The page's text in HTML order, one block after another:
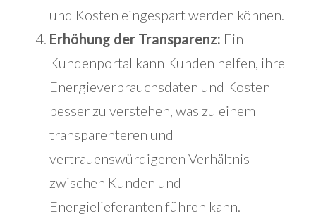
und Kosten eingespart werden können.
Erhöhung der Transparenz: Ein
Kundenportal kann Kunden helfen, ihre
Energieverbrauchsdaten und Kosten
besser zu verstehen, was zu einem
transparenteren und
vertrauenswürdigeren Verhältnis
zwischen Kunden und
Energielieferanten führen kann.